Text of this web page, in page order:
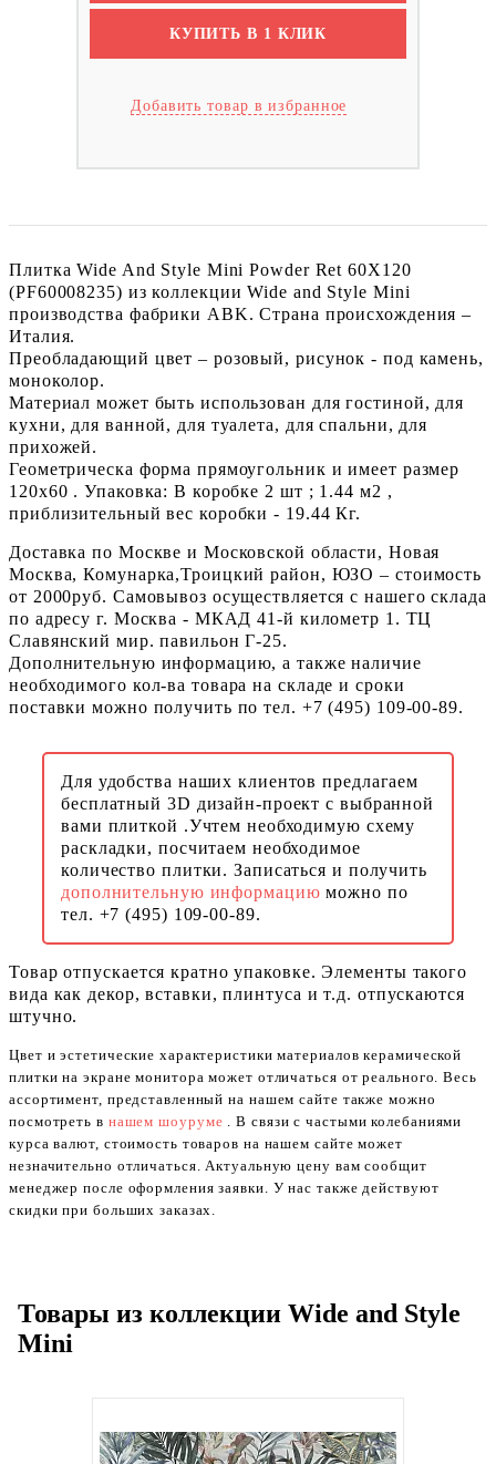
КУПИТЬ В 1 КЛИК
Добавить товар в избранное
Плитка Wide And Style Mini Powder Ret 60X120
(PF60008235) из коллекции Wide and Style Mini
производства фабрики ABK. Страна происхождения –
Италия.
Преобладающий цвет – розовый, рисунок - под камень,
моноколор.
Материал может быть использован для гостиной, для
кухни, для ванной, для туалета, для спальни, для
прихожей.
Геометрическа форма прямоугольник и имеет размер
120x60 . Упаковка: В коробке 2 шт ; 1.44 м2 ,
приблизительный вес коробки - 19.44 Кг.
Доставка по Москве и Московской области, Новая
Москва, Комунарка,Троицкий район, ЮЗО – стоимость
от 2000руб. Самовывоз осуществляется с нашего склада
по адресу г. Москва - МКАД 41-й километр 1. ТЦ
Славянский мир. павильон Г-25.
Дополнительную информацию, а также наличие
необходимого кол-ва товара на складе и сроки
поставки можно получить по тел. +7 (495) 109-00-89.
Для удобства наших клиентов предлагаем
бесплатный 3D дизайн-проект с выбранной
вами плиткой .Учтем необходимую схему
раскладки, посчитаем необходимое
количество плитки. Записаться и получить
дополнительную информациюможно по
тел. +7 (495) 109-00-89.
Товар отпускается кратно упаковке. Элементы такого
вида как декор, вставки, плинтуса и т.д. отпускаются
штучно.
Цвет и эстетические характеристики материалов керамической
плитки на экране монитора может отличаться от реального. Весь
ассортимент, представленный на нашем сайте также можно
посмотреть в нашем шоуруме . В связи с частыми колебаниями
курса валют, стоимость товаров на нашем сайте может
незначительно отличаться. Актуальную цену вам сообщит
менеджер после оформления заявки. У нас также действуют
скидки при больших заказах.
Товары из коллекции Wide and Style
Mini